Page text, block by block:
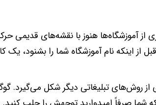
آموزشگاه‌ها هنوز با نقشه‌های قدیمی
از اینکه نام آموزشگاه شما را بشنود،
از روش‌های تبلیغاتی دیگر شکل می‌گیرد.